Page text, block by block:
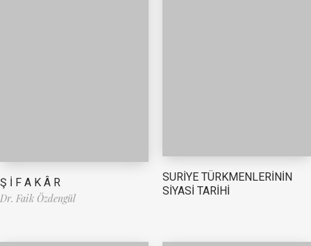
Ş İ F A K Â R
Dr. Faik Özdengül
SURİYE TÜRKMENLERİNİN
SİYASİ TARİHİ